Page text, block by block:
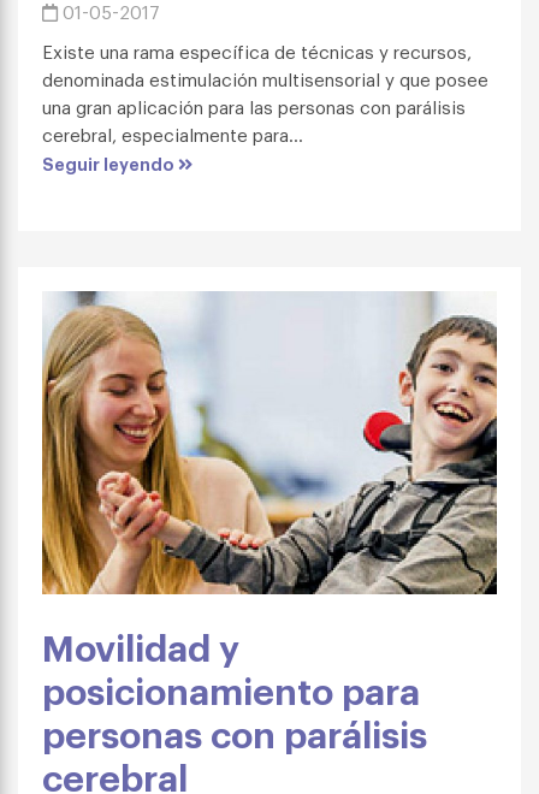
01-05-2017
Existe una rama específica de técnicas y recursos,
denominada estimulación multisensorial y que posee
una gran aplicación para las personas con parálisis
cerebral, especialmente para...
Seguir leyendo
Movilidad y
posicionamiento para
personas con parálisis
cerebral